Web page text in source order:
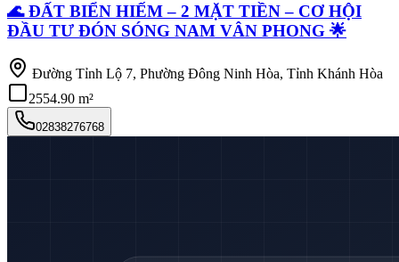
🌊 ĐẤT BIỂN HIẾM – 2 MẶT TIỀN – CƠ HỘI
ĐẦU TƯ ĐÓN SÓNG NAM VÂN PHONG 🌟
Đường Tỉnh Lộ 7, Phường Đông Ninh Hòa, Tỉnh Khánh Hòa
2554.90 m²
02838276768